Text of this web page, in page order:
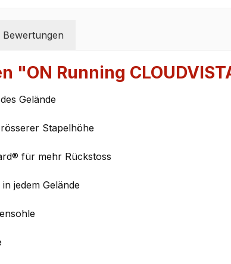
Bewertungen
Running
Gelände
Stapelhöhe
für mehr Rückstoss
jedem Gelände